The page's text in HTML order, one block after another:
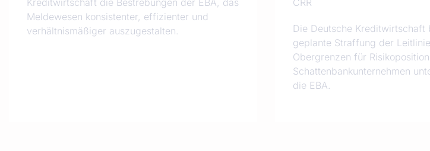
Kreditwirtschaft die Bestrebungen der EBA, das
Meldewesen konsistenter, effizienter und
verhältnismäßiger auszugestalten.
CRR
Die Deutsche Kreditwirtschaft
geplante Straffung der
Obergrenzen für
Schattenbankunternehmen
die EBA.